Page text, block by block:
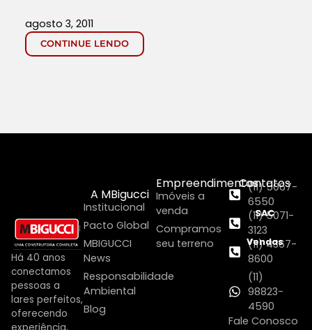
CONTINUE LENDO
agosto 3, 2011
Há 40 anos
conectamos
pessoas a
lares perfeitos,
oferecendo
A MBigucci
Institucional
Pacto Global
MBIGUCCI
News
Responsabilidade
Ambiental
Blog
Empreendimentos
Imóveis a
venda
Compramos
seu terreno
Contatos
(11) 5067-
6550
SAC
(11) 5071-
3123
Vendas
(11) 4367-
8600
(11)
98823-
4590
Fale Conosco